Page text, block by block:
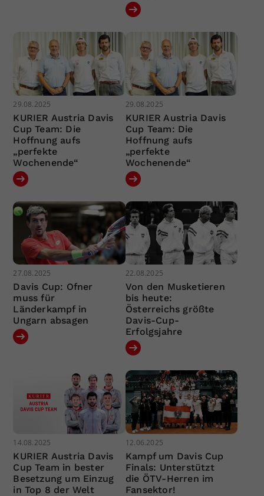
29.08.2025
KURIER Austria Davis
Cup Team: Die
Hoffnung aufs
„perfekte
Wochenende“
29.08.2025
KURIER Austria Davis
Cup Team: Die
Hoffnung aufs
„perfekte
Wochenende“
27.08.2025
Davis Cup: Ofner
muss für
Länderkampf in
Ungarn absagen
22.08.2025
Von den Musketieren
bis heute:
Österreichs größte
Davis-Cup-
Erfolgsjahre
14.08.2025
KURIER Austria Davis
Cup Team in bester
Besetzung um Einzug
in Top 8 der Welt
12.06.2025
Kampf um Davis Cup
Finals: Unterstützt
die ÖTV-Herren im
Fansektor!